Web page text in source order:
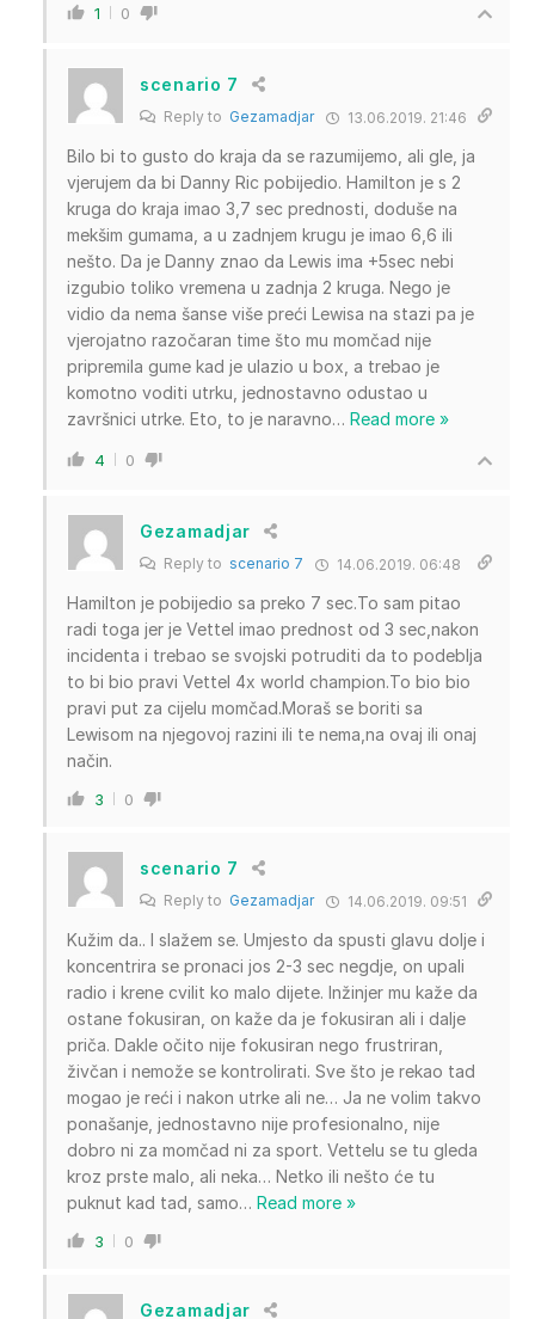
1 0
scenario 7
Reply to Gezamadjar 13.06.2019. 21:46
Bilo bi to gusto do kraja da se razumijemo, ali gle, ja
vjerujem da bi Danny Ric pobijedio. Hamilton je s 2
kruga do kraja imao 3,7 sec prednosti, doduše na
mekšim gumama, a u zadnjem krugu je imao 6,6 ili
nešto. Da je Danny znao da Lewis ima +5sec nebi
izgubio toliko vremena u zadnja 2 kruga. Nego je
vidio da nema šanse više preći Lewisa na stazi pa je
vjerojatno razočaran time što mu momčad nije
pripremila gume kad je ulazio u box, a trebao je
komotno voditi utrku, jednostavno odustao u
završnici utrke. Eto, to je naravno… Read more »
4 0
Gezamadjar
Reply to scenario 7 14.06.2019. 06:48
Hamilton je pobijedio sa preko 7 sec.To sam pitao
radi toga jer je Vettel imao prednost od 3 sec,nakon
incidenta i trebao se svojski potruditi da to podeblja
to bi bio pravi Vettel 4x world champion.To bio bio
pravi put za cijelu momčad.Moraš se boriti sa
Lewisom na njegovoj razini ili te nema,na ovaj ili onaj
način.
3 0
scenario 7
Reply to Gezamadjar 14.06.2019. 09:51
Kužim da.. I slažem se. Umjesto da spusti glavu dolje i
koncentrira se pronaci jos 2-3 sec negdje, on upali
radio i krene cvilit ko malo dijete. Inžinjer mu kaže da
ostane fokusiran, on kaže da je fokusiran ali i dalje
priča. Dakle očito nije fokusiran nego frustriran,
živčan i nemože se kontrolirati. Sve što je rekao tad
mogao je reći i nakon utrke ali ne… Ja ne volim takvo
ponašanje, jednostavno nije profesionalno, nije
dobro ni za momčad ni za sport. Vettelu se tu gleda
kroz prste malo, ali neka… Netko ili nešto će tu
puknut kad tad, samo… Read more »
3 0
Gezamadjar